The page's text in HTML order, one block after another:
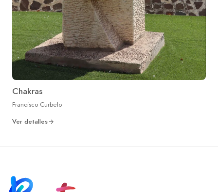
Chakras
Francisco Curbelo
Ver detalles